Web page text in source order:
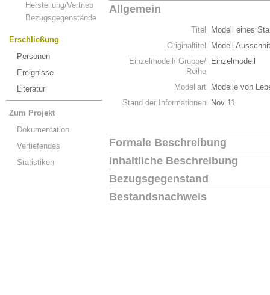
Herstellung/Vertrieb
Bezugsgegenstände
Erschließung
Personen
Ereignisse
Literatur
Zum Projekt
Dokumentation
Vertiefendes
Statistiken
Allgemein
Titel
Modell eines
Originaltitel
Modell
Einzelmodell/ Gruppe/
Reihe
Einzelmodell
Modellart
Modelle von
Stand der Informationen
Nov 11
Formale Beschreibung
Inhaltliche Beschreibung
Bezugsgegenstand
Bestandsnachweis